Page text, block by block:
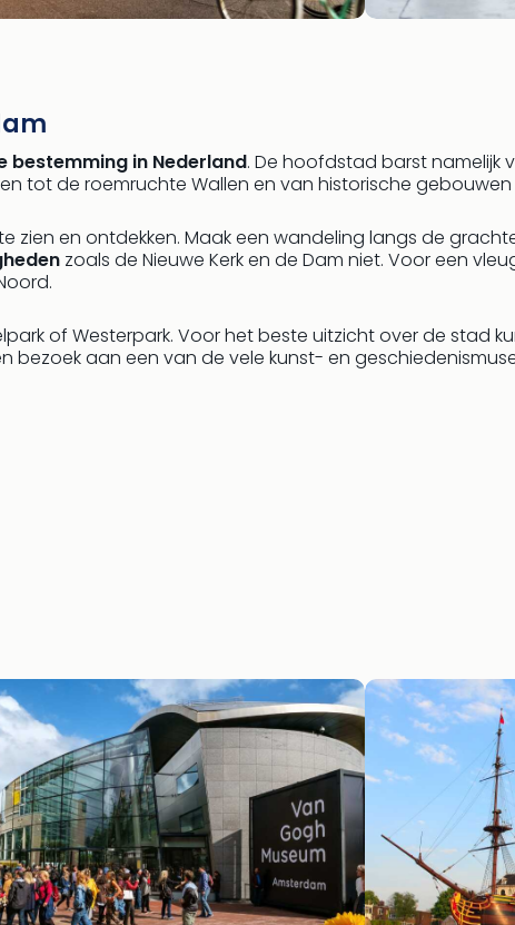
in Nederland. De hoofdstad barst namelijk
tot de roemruchte Wallen en van historische
zien en ontdekken. Maak een wandeling langs de
zoals de Nieuwe Kerk en de Dam niet. Voor een
of Westerpark. Voor het beste uitzicht over de stad
bezoek aan een van de vele kunst- en